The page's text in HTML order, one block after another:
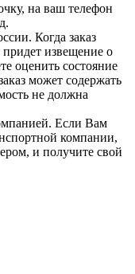
на ваш телефон
Когда заказ
придет извещение о
оценить состояние
может содержать
не должна
Если Вам
компании,
и получите свой